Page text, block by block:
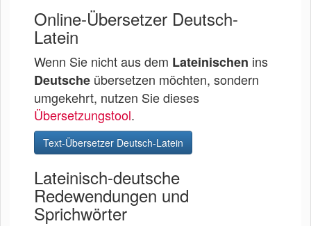
Online-Übersetzer Deutsch-
Latein
Wenn Sie nicht aus dem Lateinischen ins
Deutsche übersetzen möchten, sondern
umgekehrt, nutzen Sie dieses
Übersetzungstool.
Text-Übersetzer Deutsch-Latein
Lateinisch-deutsche
Redewendungen und
Sprichwörter